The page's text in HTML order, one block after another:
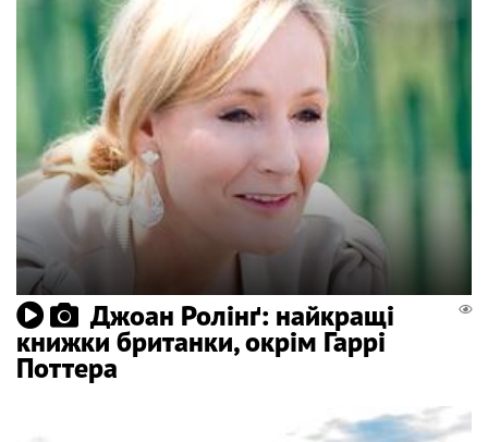
Джоан Ролінґ: найкращі
книжки британки, окрім Гаррі
Поттера